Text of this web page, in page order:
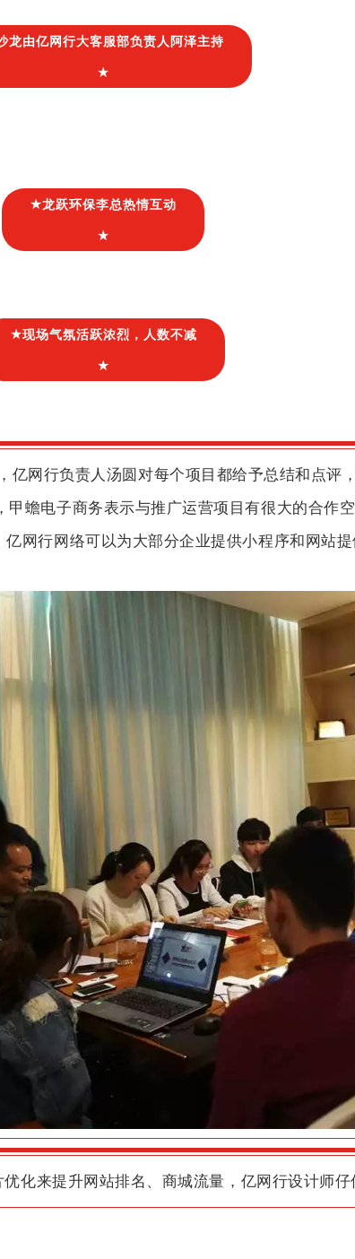
龙由亿网行大客服部负责人阿泽主持
★
★龙跃环保李总热情互动
★
★现场气氛活跃浓烈，人数不减
★
亿网行负责人汤圆对每个项目都给予总结和点评
甲蟾电子商务表示与推广运营项目有很大的合作
亿网行网络可以为大部分企业提供小程序和网站提
化来提升网站排名、商城流量，亿网行设计师仔